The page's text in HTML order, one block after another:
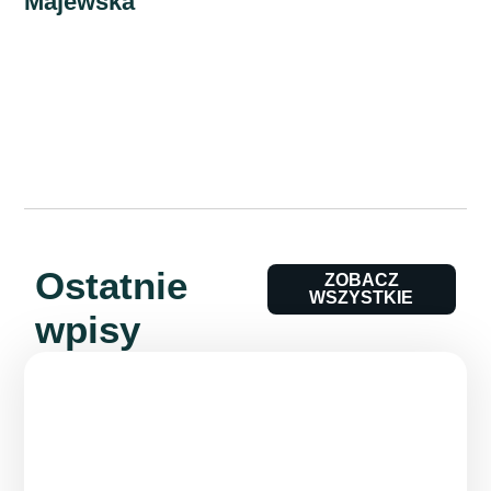
Ostatnie
wpisy
ZOBACZ
WSZYSTKIE